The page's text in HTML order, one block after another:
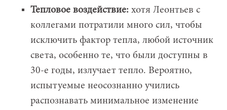
Тепловое воздействие: хотя Леонтьев с
коллегами потратили много сил, чтобы
исключить фактор тепла, любой источник
света, особенно те, что были доступны в
30-е годы, излучает тепло. Вероятно,
испытуемые неосознанно учились
распознавать минимальное изменение